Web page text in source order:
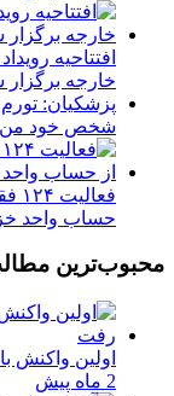
افتتاحیه
خارجه برگزار
پزشکیان:
شخص خود
حساب واحد
محبوب‌ترین
اولین واکنش
2 ماه پیش